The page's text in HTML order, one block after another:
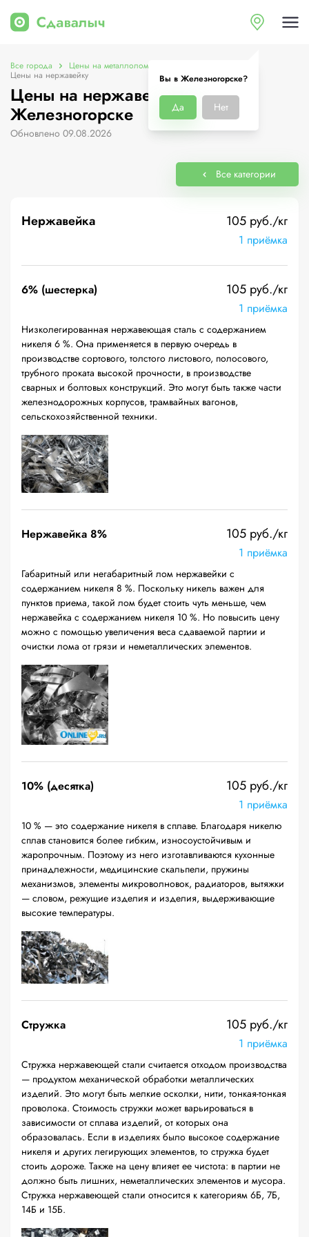
Вы в Железногорске?
Да Нет
Все города Цены на металлолом в Железногорске
Цены на нержавейку
Цены на нержавейку в
Железногорске
Обновлено 09.08.2026
Все категории
Нержавейка 105 руб./кг
1 приёмка
6% (шестерка) 105 руб./кг
1 приёмка
Низколегированная нержавеющая сталь с содержанием
никеля 6 %. Она применяется в первую очередь в
производстве сортового, толстого листового, полосового,
трубного проката высокой прочности, в производстве
сварных и болтовых конструкций. Это могут быть также части
железнодорожных корпусов, трамвайных вагонов,
сельскохозяйственной техники.
Нержавейка 8% 105 руб./кг
1 приёмка
Габаритный или негабаритный лом нержавейки с
содержанием никеля 8 %. Поскольку никель важен для
пунктов приема, такой лом будет стоить чуть меньше, чем
нержавейка с содержанием никеля 10 %. Но повысить цену
можно с помощью увеличения веса сдаваемой партии и
очистки лома от грязи и неметаллических элементов.
10% (десятка) 105 руб./кг
1 приёмка
10 % — это содержание никеля в сплаве. Благодаря никелю
сплав становится более гибким, износоустойчивым и
жаропрочным. Поэтому из него изготавливаются кухонные
принадлежности, медицинские скальпели, пружины
механизмов, элементы микроволновок, радиаторов, вытяжки
— словом, режущие изделия и изделия, выдерживающие
высокие температуры.
Стружка 105 руб./кг
1 приёмка
Стружка нержавеющей стали считается отходом производства
— продуктом механической обработки металлических
изделий. Это могут быть мелкие осколки, нити, тонкая-тонкая
проволока. Стоимость стружки может варьироваться в
зависимости от сплава изделий, от которых она
образовалась. Если в изделиях было высокое содержание
никеля и других легирующих элементов, то стружка будет
стоить дороже. Также на цену влияет ее чистота: в партии не
должно быть лишних, неметаллических элементов и мусора.
Стружка нержавеющей стали относится к категориям 6Б, 7Б,
14Б и 15Б.